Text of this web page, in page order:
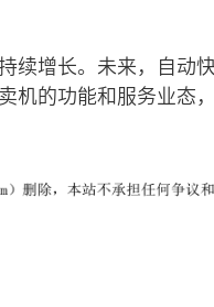
续增长。未来，自动
机的功能和服务业态